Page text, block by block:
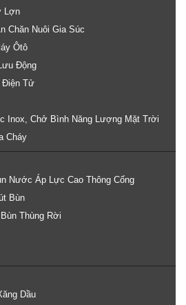
Lợn
Chăn Nuôi Gia Súc
Ôtô
Động
Điện Tử
Inox, Chở Bình Năng Lượng Mặt Trời
Cháy
Nước Áp Lực Cao Thông Cống
Bùn
Thùng Rời
Dầu